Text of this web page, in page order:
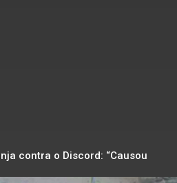
contra o Discord: “Causou